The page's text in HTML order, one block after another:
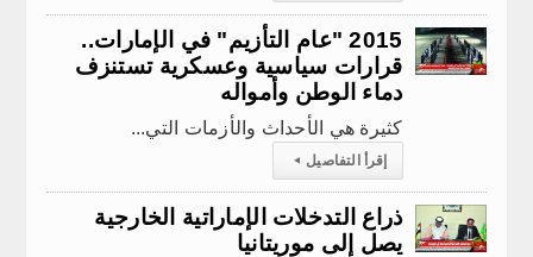
2015 "عام التأزيم" في الإمارات..
قرارات سياسية وعسكرية تستنزف
دماء الوطن وأمواله
كثيرة هي الأحداث والأزمات التي...
إقرأ التفاصيل ◂
ذراع التدخلات الإماراتية الخارجية
يصل إلى موريتانيا